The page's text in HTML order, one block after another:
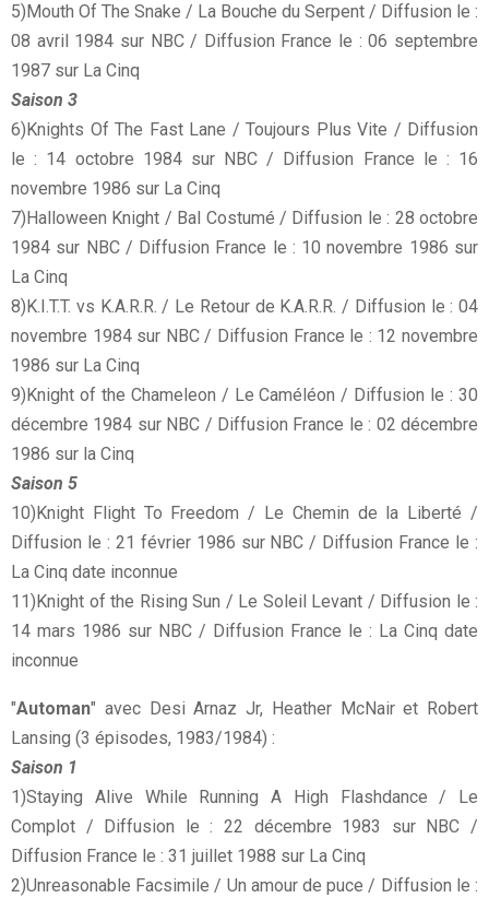
5)Mouth Of The Snake / La Bouche du Serpent / Diffusion le :
08 avril 1984 sur NBC / Diffusion France le : 06 septembre
1987 sur La Cinq
Saison 3
6)Knights Of The Fast Lane / Toujours Plus Vite / Diffusion
le : 14 octobre 1984 sur NBC / Diffusion France le : 16
novembre 1986 sur La Cinq
7)Halloween Knight / Bal Costumé / Diffusion le : 28 octobre
1984 sur NBC / Diffusion France le : 10 novembre 1986 sur
La Cinq
8)K.I.T.T. vs K.A.R.R. / Le Retour de K.A.R.R. / Diffusion le : 04
novembre 1984 sur NBC / Diffusion France le : 12 novembre
1986 sur La Cinq
9)Knight of the Chameleon / Le Caméléon / Diffusion le : 30
décembre 1984 sur NBC / Diffusion France le : 02 décembre
1986 sur la Cinq
Saison 5
10)Knight Flight To Freedom / Le Chemin de la Liberté /
Diffusion le : 21 février 1986 sur NBC / Diffusion France le :
La Cinq date inconnue
11)Knight of the Rising Sun / Le Soleil Levant / Diffusion le :
14 mars 1986 sur NBC / Diffusion France le : La Cinq date
inconnue
"Automan" avec Desi Arnaz Jr, Heather McNair et Robert
Lansing (3 épisodes, 1983/1984) :
Saison 1
1)Staying Alive While Running A High Flashdance / Le
Complot / Diffusion le : 22 décembre 1983 sur NBC /
Diffusion France le : 31 juillet 1988 sur La Cinq
2)Unreasonable Facsimile / Un amour de puce / Diffusion le :